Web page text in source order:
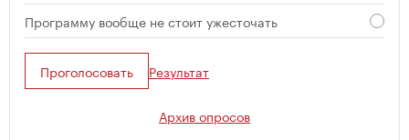
Программу вообще не стоит ужесточать
Проголосовать Результат
Архив опросов